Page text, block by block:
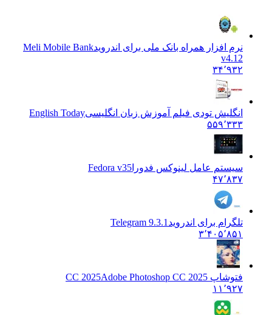
نرم افزار همراه بانک ملی برای اندرویدMeli Mobile Bank
v4.12
۳۴٬۹۳۲
انگلیش تودی فیلم آموزش زبان انگليسیEnglish Today
۵۵۹٬۳۳۳
سیستم عامل لینوکس فدورا Fedora v35
۴۷٬۸۳۷
تلگرام برای اندروید Telegram 9.3.1
۳٬۴۰۵٬۸۵۱
فتوشاپ CC 2025 Adobe Photoshop CC 2025
۱۱٬۹۲۷